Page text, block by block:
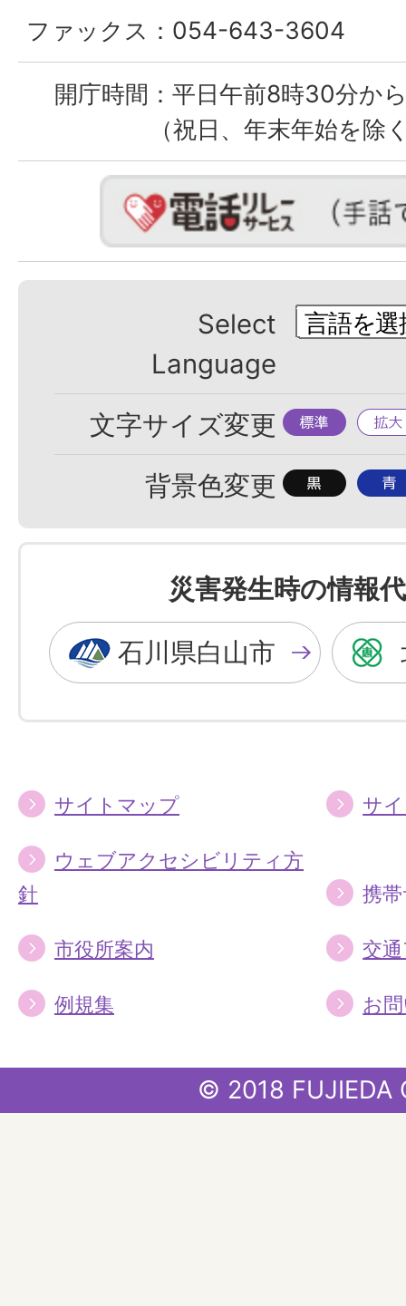
ファックス： 054-643-3604
開庁時間： 平日午前8時30分か
（祝日、年末年始を除
Select
Language
文字サイズ変更 標
準
拡
大
背景色変更 背
色
を
黒
色
に
背
色
を
青
色
に
災害発生時の情報
石川県白山市
サイトマップ サ
ウェブアクセシビリティ方
針
携
市役所案内 交
例規集 お
© 2018 FUJIEDA